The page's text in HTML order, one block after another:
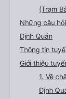
(Trạm
Những câu
Định Quán
Thông tin
Giới thiệu
1. Về
Định